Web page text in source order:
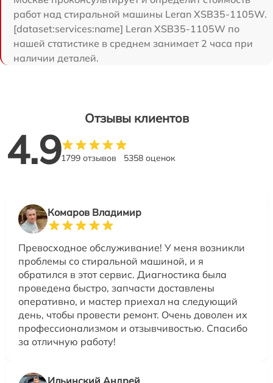
работ над стиральной машины Leran XSB35-1105W.
[dataset:services:name] Leran XSB35-1105W по
нашей статистике в среднем занимает 2 часа при
наличии деталей.
Отзывы клиентов
4.91799 отзывов 5358 оценок
Комаров Владимир
Превосходное обслуживание! У меня возникли
проблемы со стиральной машиной, и я
обратился в этот сервис. Диагностика была
проведена быстро, запчасти доставлены
оперативно, и мастер приехал на следующий
день, чтобы провести ремонт. Очень доволен их
профессионализмом и отзывчивостью. Спасибо
за отличную работу!